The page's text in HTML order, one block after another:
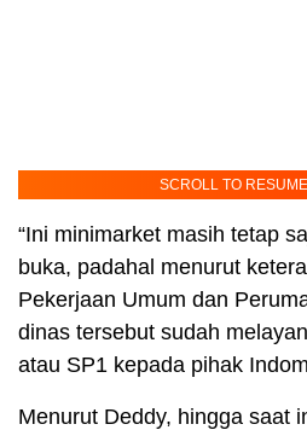
SCROLL TO
“Ini minimarket masih tetap
buka, padahal menurut
Pekerjaan Umum dan
dinas tersebut sudah
atau SP1 kepada pihak
Menurut Deddy, hingga saat